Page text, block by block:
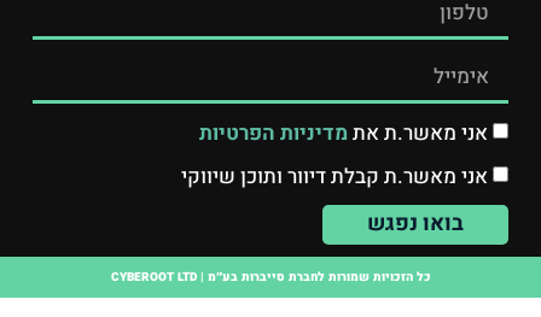
אני מאשר.ת את מדיניות הפרטיות
אני מאשר.ת קבלת דיוור ותוכן שיווקי
בואו נפגש
כל הזכויות שמורות לחברת סייברות בע״מ | CYBEROOT LTD